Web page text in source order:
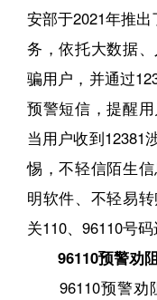
安部于2021年推
务，依托大数据
骗用户，并通过
预警短信，提醒
当用户收到12381
惕，不轻信陌生
明软件、不轻易
关110、96110号码
96110预警劝
96110预警劝